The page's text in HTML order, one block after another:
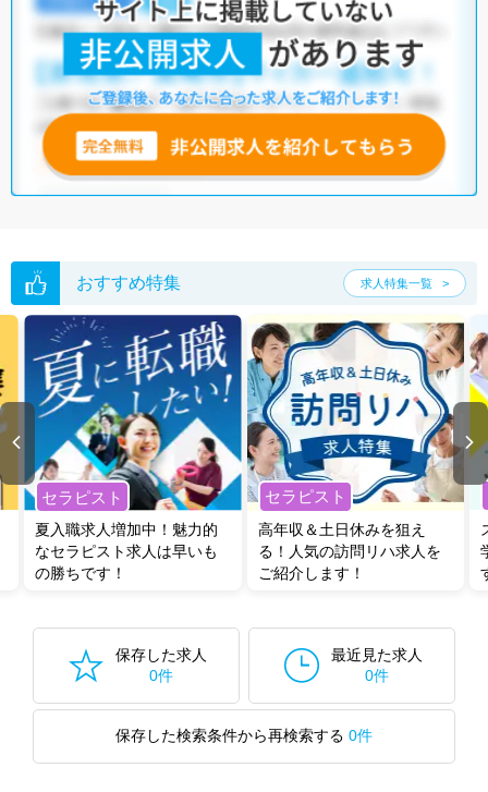
おすすめ特集 求人特集一覧
セラピスト
夏入職求人増加中！魅力的
なセラピスト求人は早いも
の勝ちです！
セラピスト
高年収＆土日休みを狙え
る！人気の訪問リハ求人を
ご紹介します！
保存した求人
0件
最近見た求人
0件
保存した検索条件から再検索する 0件